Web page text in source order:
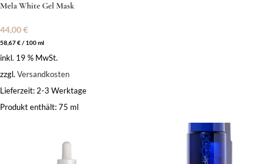
Mela White Gel Mask
44,00€
58,67€/ 100ml
inkl. 19 % MwSt.
zzgl. Versandkosten
Lieferzeit: 2-3 Werktage
Produkt enthält: 75 ml